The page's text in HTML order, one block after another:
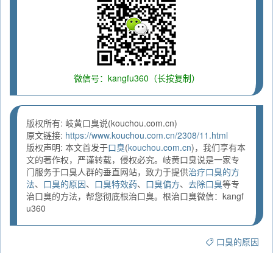
微信号：kangfu360（长按复制）
版权所有: 岐黄口臭说(kouchou.com.cn)
原文链接: https://www.kouchou.com.cn/2308/11.html
版权声明: 本文首发于口臭(kouchou.com.cn)，我们享有本
文的著作权，严谨转载，侵权必究。岐黄口臭说是一家专
门服务于口臭人群的垂直网站，致力于提供治疗口臭的方
法、 口臭的原因、 口臭特效药、 口臭偏方、 去除口臭等专
治口臭的方法，帮您彻底根治口臭。根治口臭微信：kangf
u360
口臭的原因